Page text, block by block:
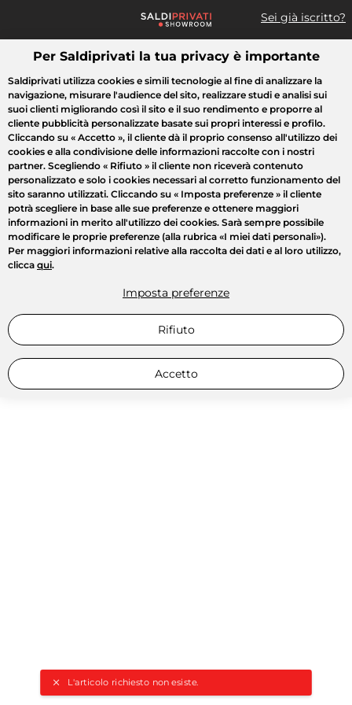
Sei già iscritto?
Cosa cerchi?
L'articolo richiesto non esiste.
Tutte le vendite Moda Casa Bellezza Elettrodomestici
Per Saldiprivati la tua privacy è importante
Saldiprivati utilizza cookies e simili tecnologie al fine di analizzare la
navigazione, misurare l'audience del sito, realizzare studi e analisi sui
suoi clienti migliorando così il sito e il suo rendimento e proporre al
cliente pubblicità personalizzate basate sui propri interessi e profilo.
Cliccando su « Accetto », il cliente dà il proprio consenso all'utilizzo dei
cookies e alla condivisione delle informazioni raccolte con i nostri
partner. Scegliendo « Rifiuto » il cliente non riceverà contenuto
personalizzato e solo i cookies necessari al corretto funzionamento del
sito saranno utilizzati. Cliccando su « Imposta preferenze » il cliente
potrà scegliere in base alle sue preferenze e ottenere maggiori
informazioni in merito all'utilizzo dei cookies. Sarà sempre possibile
modificare le proprie preferenze (alla rubrica «I miei dati personali»).
Per maggiori informazioni relative alla raccolta dei dati e al loro utilizzo,
clicca qui.
Imposta preferenze
Rifiuto
Accetto